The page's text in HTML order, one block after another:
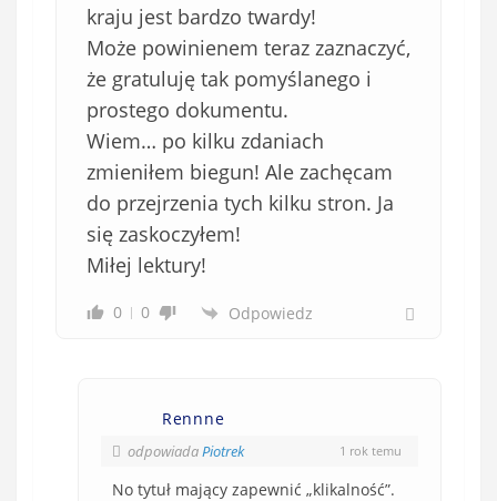
kraju jest bardzo twardy!
Może powinienem teraz zaznaczyć,
że gratuluję tak pomyślanego i
prostego dokumentu.
Wiem… po kilku zdaniach
zmieniłem biegun! Ale zachęcam
do przejrzenia tych kilku stron. Ja
się zaskoczyłem!
Miłej lektury!
0 0 Odpowiedz
Rennne
odpowiadaPiotrek 1 rok temu
No tytuł mający zapewnić „klikalność”.